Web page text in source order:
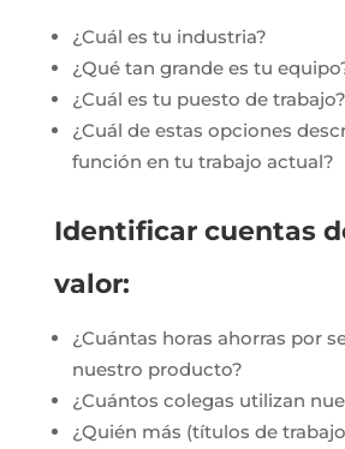
¿Cuál es tu industria?
¿Qué tan grande es tu
¿Cuál es tu puesto de trabajo?
¿Cuál de estas opciones
función en tu trabajo actual?
Identificar cuentas
valor:
¿Cuántas horas ahorras por
nuestro producto?
¿Cuántos colegas utilizan
¿Quién más (títulos de